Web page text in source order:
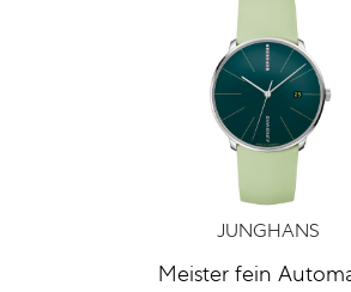
JUNGHANS
Meister fein